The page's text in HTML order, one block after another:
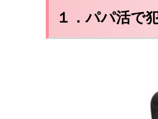
１．パパ活で